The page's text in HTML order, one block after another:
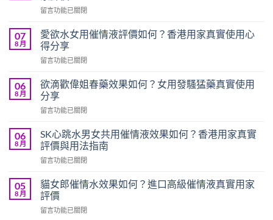
在
Glod
性
欲
膠
效
果
點
樣？
性
偉
催
藥
真
實
留言功能已關閉
07
8 月
愛欲水女用催情液評價如何？香港用家真實使用心
得分享
在
欲
水
女
用
情
液
評
價
何？
香
用
留言功能已關閉
06
8 月
欲滴歡偉姐春藥效果如何？女用發騷猛藥真實使用
分享
在
滴
歡
偉
姐
藥
效
果
如
留言功能已關閉
06
8 月
SK心跳水男女共用催情液效果如何？香港用家真實
評價與用法指南
在
心
跳
水
男
留言功能已關閉
05
8 月
貓女郎催情水效果如何？進口高級催情液真實用家
評價
在
留言功能已關閉